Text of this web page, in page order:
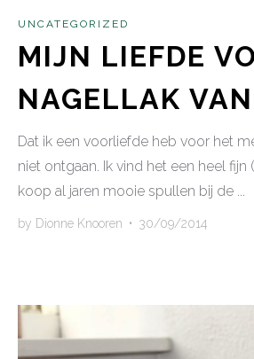
UNCATEGORIZED
MIJN LIEFDE
NAGELLAK
Dat ik een voorliefde heb voor het
niet ontgaan. Ik vind het een heel fijn
koop al jaren mooie spullen bij de ...
by Dionne Knooren • 30/09/2014